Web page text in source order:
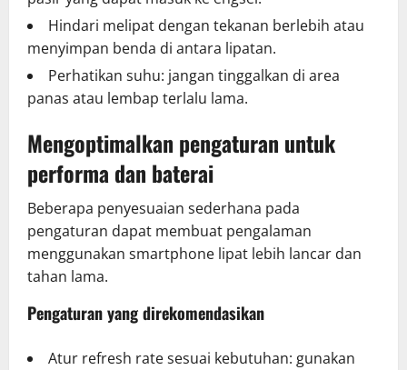
Hindari melipat dengan tekanan berlebih atau
menyimpan benda di antara lipatan.
Perhatikan suhu: jangan tinggalkan di area
panas atau lembap terlalu lama.
Mengoptimalkan pengaturan untuk
performa dan baterai
Beberapa penyesuaian sederhana pada
pengaturan dapat membuat pengalaman
menggunakan smartphone lipat lebih lancar dan
tahan lama.
Pengaturan yang direkomendasikan
Atur refresh rate sesuai kebutuhan: gunakan